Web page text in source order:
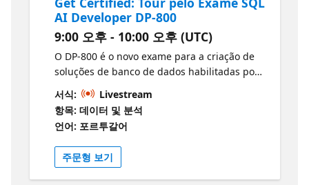
AI Developer DP-800
9:00 오후 - 10:00 오후 (UTC)
O DP-800 é o novo exame para a criação de
soluções de banco de dados habilitadas por
IA no SQL Server, Azure SQL e bancos de
dados SQL no Microsoft Fabric. Nesta sessão
de abertura, faremos um tour guiado por
todas as áreas de habilidades para que você
saiba exatamente o que esperar, como os
domínios se conectam e onde focar
primeiro.Você terá uma visão de alto nível de
서식:
Livestream
항목: 데이터 및 분석
언어: 포르투갈어
주문형 보기